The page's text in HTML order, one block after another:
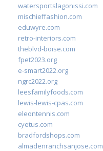
watersportslagonissi.com
mischieffashion.com
eduwyre.com
retro-interiors.com
theblvd-boise.com
fpet2023.org
e-smart2022.org
ngrc2022.org
leesfamilyfoods.com
lewis-lewis-cpas.com
eleontennis.com
cyetus.com
bradfordshops.com
almadenranchsanjose.com